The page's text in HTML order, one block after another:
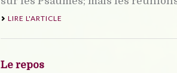
LIRE L'ARTICLE
Le repos